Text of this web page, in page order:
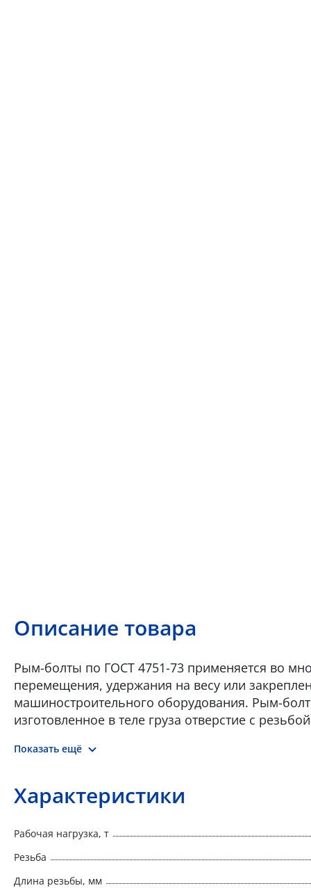
Описание товара
Рым-болты по ГОСТ 4751-73 применяется во
перемещения, удержания на весу или
машиностроительного оборудования. Рым-
изготовленное в теле груза отверстие с
Показать ещё
Характеристики
Рабочая нагрузка, т
Резьба
Длина резьбы, мм